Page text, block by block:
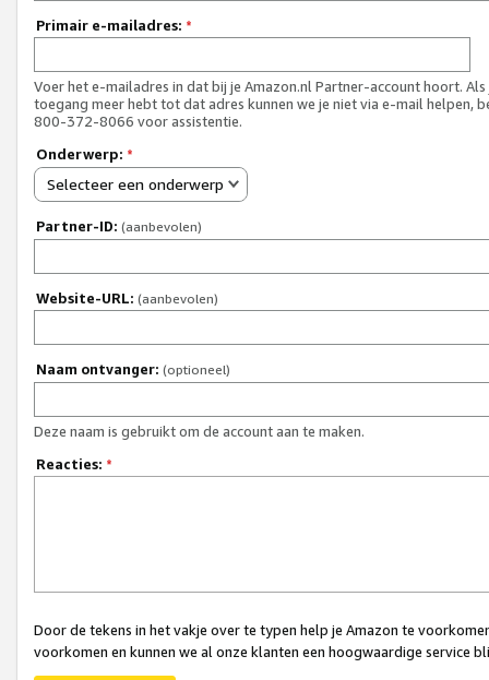
Primair e-mailadres: *
Voer het e-mailadres in dat bij je Amazon.nl Partner-account hoort. Als
toegang meer hebt tot dat adres kunnen we je niet via e-mail helpen,
800-372-8066 voor assistentie.
Onderwerp: *
Selecteer een onderwerp
Partner-ID: (aanbevolen)
Website-URL: (aanbevolen)
Naam ontvanger: (optioneel)
Deze naam is gebruikt om de account aan te maken.
Reacties: *
Door de tekens in het vakje over te typen help je Amazon te
voorkomen en kunnen we al onze klanten een hoogwaardige service